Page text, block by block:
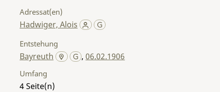
Adressat(en)
Hadwiger, Alois
Entstehung
Bayreuth ,06.02.1906
Umfang
4